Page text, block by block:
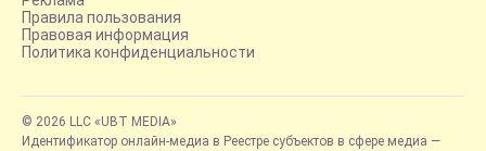
Правила пользования
Правовая информация
Политика конфиденциальности
© 2026 LLC «UBT MEDIA»
Идентификатор онлайн-медиа в Реестре субъектов в сфере медиа —